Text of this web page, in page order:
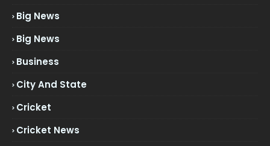
Big News
Big News
Business
City And State
Cricket
Cricket News